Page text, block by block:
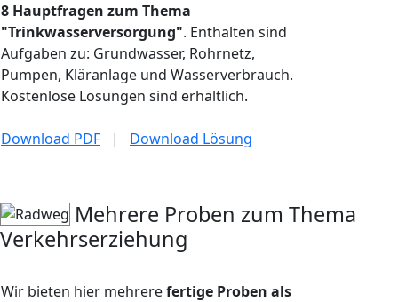
8 Hauptfragen zum Thema
"Trinkwasserversorgung". Enthalten sind
Aufgaben zu: Grundwasser, Rohrnetz,
Pumpen, Kläranlage und Wasserverbrauch.
Kostenlose Lösungen sind erhältlich.
Download PDF | Download Lösung
Mehrere Proben zum Thema
Verkehrserziehung
Wir bieten hier mehrerefertige Proben als